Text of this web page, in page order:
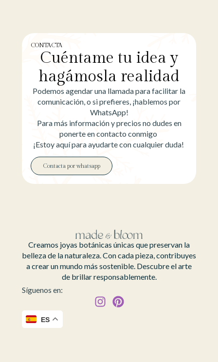
CONTACTA
Cuéntame tu idea y
hagámosla realidad
Podemos agendar una llamada para facilitar la
comunicación, o si prefieres, ¡hablemos por
WhatsApp!
Para más información y precios no dudes en
ponerte en contacto conmigo
¡Estoy aquí para ayudarte con cualquier duda!
Contacta por whatsapp
Creamos joyas botánicas únicas que preservan la
belleza de la naturaleza. Con cada pieza, contribuyes
a crear un mundo más sostenible. Descubre el arte
de brillar responsablemente.
Síguenos en:
ES